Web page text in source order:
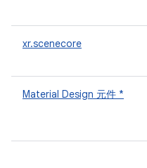
xr.scenecore
Material Design 元件 *